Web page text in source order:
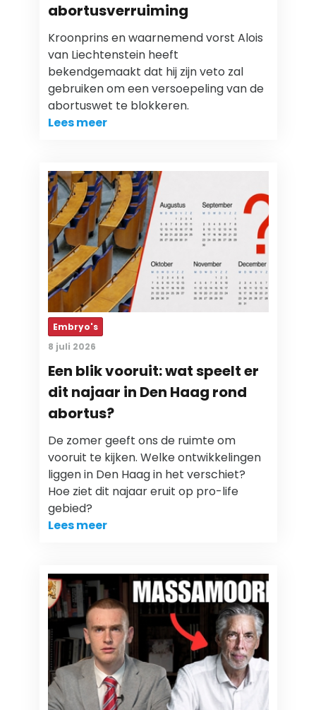
abortusverruiming
Kroonprins en waarnemend vorst Alois
van Liechtenstein heeft
bekendgemaakt dat hij zijn veto zal
gebruiken om een versoepeling van de
abortuswet te blokkeren.
Lees meer
Embryo's
8 juli 2026
Een blik vooruit: wat speelt er
dit najaar in Den Haag rond
abortus?
De zomer geeft ons de ruimte om
vooruit te kijken. Welke ontwikkelingen
liggen in Den Haag in het verschiet?
Hoe ziet dit najaar eruit op pro-life
gebied?
Lees meer